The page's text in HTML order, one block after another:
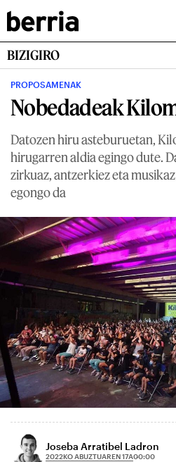
BIZIGIRO
PROPOSAMENAK
Nobedadeak
Datozen hiru asteburuetan,
hirugarren aldia egingo dute.
zirkuaz, antzerkiez eta
egongo da
Joseba Arratibel Ladron
2022KO ABUZTUAREN 17A00:00